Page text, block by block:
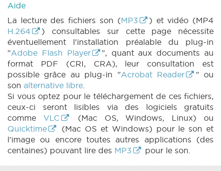
Aide
La lecture des fichiers son (MP3
) et vidéo (MP4
H.264
) consultables sur cette page nécessite
éventuellement l'installation préalable du plug-in
"Adobe Flash Player
", quant aux documents au
format PDF (CRI, CRA), leur consultation est
possible grâce au plug-in "Acrobat Reader
" ou
son alternative libre.
Si vous optez pour le téléchargement de ces fichiers,
ceux-ci seront lisibles via des logiciels gratuits
comme VLC
(Mac OS, Windows, Linux) ou
Quicktime
(Mac OS et Windows) pour le son et
l'image ou encore toutes autres applications (des
centaines) pouvant lire des MP3 pour le son.